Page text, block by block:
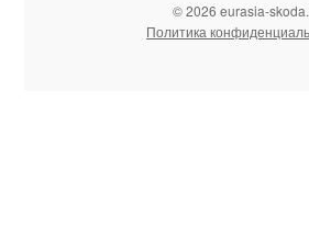
© 2026 eurasia-
Политика